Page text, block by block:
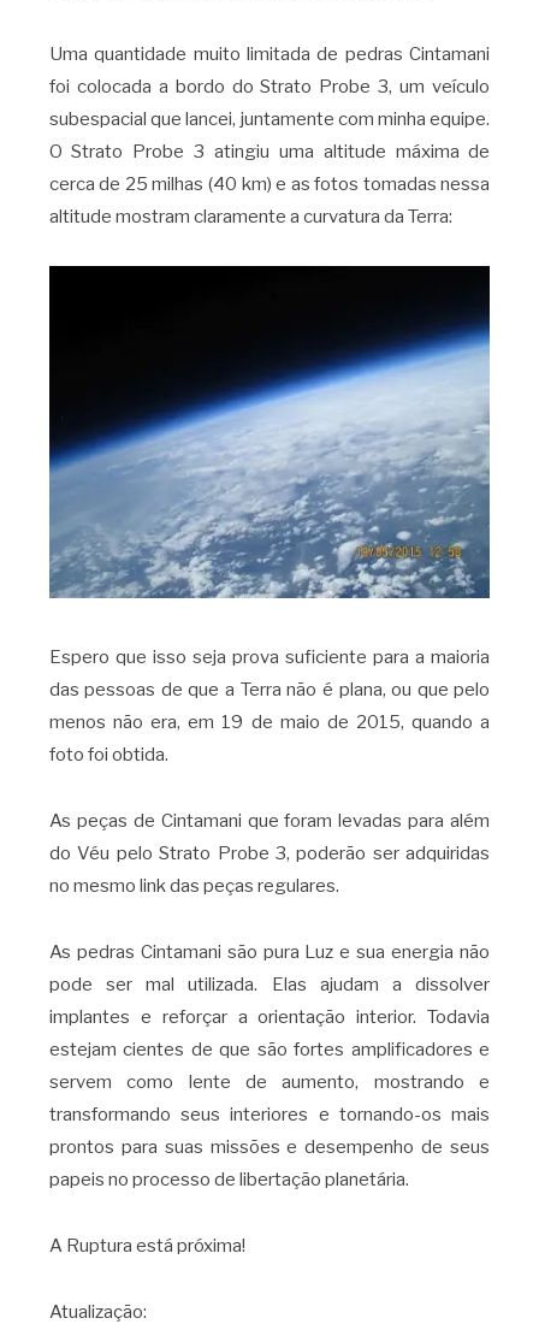
Uma quantidade muito limitada de pedras Cintamani
foi colocada a bordo do Strato Probe 3, um veículo
subespacial que lancei, juntamente com minha equipe.
O Strato Probe 3 atingiu uma altitude máxima de
cerca de 25 milhas (40 km) e as fotos tomadas nessa
altitude mostram claramente a curvatura da Terra:
Espero que isso seja prova suficiente para a maioria
das pessoas de que a Terra não é plana, ou que pelo
menos não era, em 19 de maio de 2015, quando a
foto foi obtida.
As peças de Cintamani que foram levadas para além
do Véu pelo Strato Probe 3, poderão ser adquiridas
no mesmo link das peças regulares.
As pedras Cintamani são pura Luz e sua energia não
pode ser mal utilizada. Elas ajudam a dissolver
implantes e reforçar a orientação interior. Todavia
estejam cientes de que são fortes amplificadores e
servem como lente de aumento, mostrando e
transformando seus interiores e tornando-os mais
prontos para suas missões e desempenho de seus
papeis no processo de libertação planetária.
A Ruptura está próxima!
Atualização: